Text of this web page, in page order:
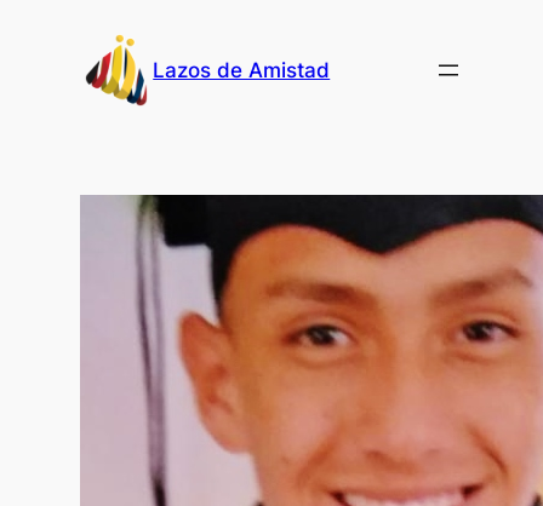
Lazos de Amistad